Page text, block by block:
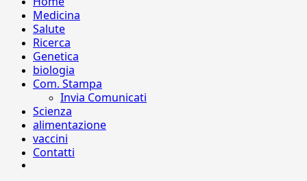
Medicina
Salute
Ricerca
Genetica
biologia
Com. Stampa
Invia Comunicati
Scienza
alimentazione
vaccini
Contatti